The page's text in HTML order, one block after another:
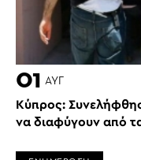
01 ΑΥΓ
Κύπρος:
να διαφύγουν από